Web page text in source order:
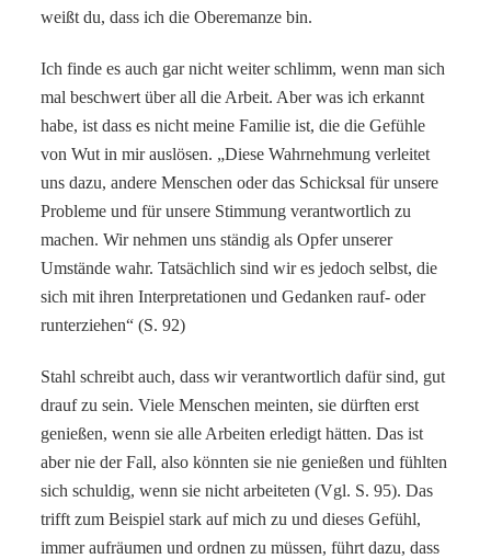
weißt du, dass ich die Oberemanze bin.
Ich finde es auch gar nicht weiter schlimm, wenn man sich
mal beschwert über all die Arbeit. Aber was ich erkannt
habe, ist dass es nicht meine Familie ist, die die Gefühle
von Wut in mir auslösen. „Diese Wahrnehmung verleitet
uns dazu, andere Menschen oder das Schicksal für unsere
Probleme und für unsere Stimmung verantwortlich zu
machen. Wir nehmen uns ständig als Opfer unserer
Umstände wahr. Tatsächlich sind wir es jedoch selbst, die
sich mit ihren Interpretationen und Gedanken rauf- oder
runterziehen“ (S. 92)
Stahl schreibt auch, dass wir verantwortlich dafür sind, gut
drauf zu sein. Viele Menschen meinten, sie dürften erst
genießen, wenn sie alle Arbeiten erledigt hätten. Das ist
aber nie der Fall, also könnten sie nie genießen und fühlten
sich schuldig, wenn sie nicht arbeiteten (Vgl. S. 95). Das
trifft zum Beispiel stark auf mich zu und dieses Gefühl,
immer aufräumen und ordnen zu müssen, führt dazu, dass